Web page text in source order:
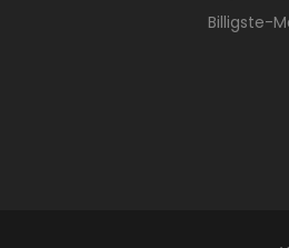
Billigste-